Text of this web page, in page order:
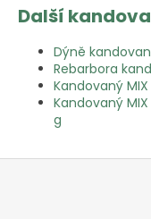
Další
Dýně
Rebarbora
Kandovaný
Kandovaný
g
Z